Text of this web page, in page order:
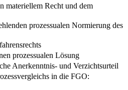
materiellem Recht und dem
prozessualen Normierung des
prozessualen Lösung
Anerkenntnis- und Verzichtsurteil
in die FGO: